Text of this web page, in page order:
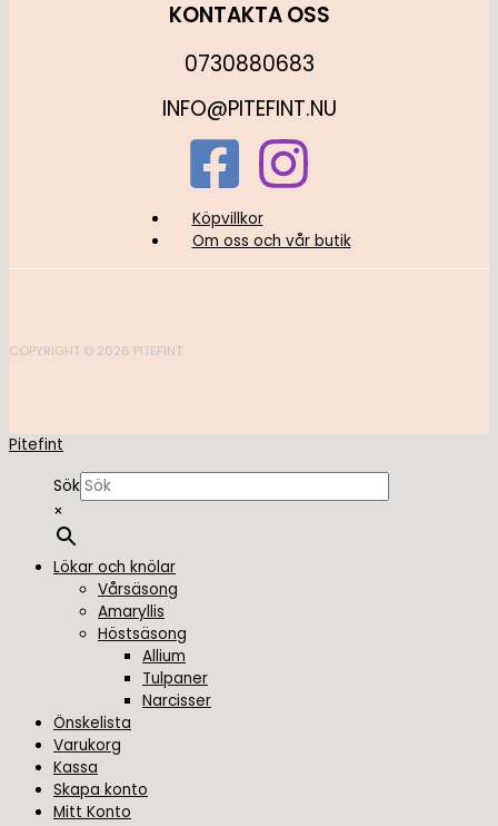
KONTAKTA OSS
0730880683
INFO@PITEFINT.NU
Köpvillkor
Om oss och vår butik
COPYRIGHT © 2026 PITEFINT
Pitefint
Sök
×
Lökar och knölar
Vårsäsong
Amaryllis
Höstsäsong
Allium
Tulpaner
Narcisser
Önskelista
Varukorg
Kassa
Skapa konto
Mitt Konto